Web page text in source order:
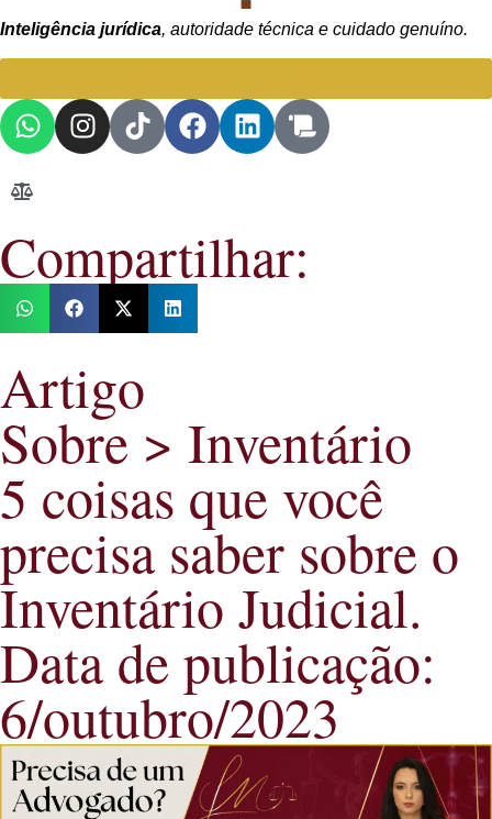
Inteligência jurídica, autoridade técnica e cuidado genuíno.
Compartilhar:
Artigo
Sobre > Inventário
5 coisas que você
precisa saber sobre o
Inventário Judicial.
Data de publicação:
6/outubro/2023